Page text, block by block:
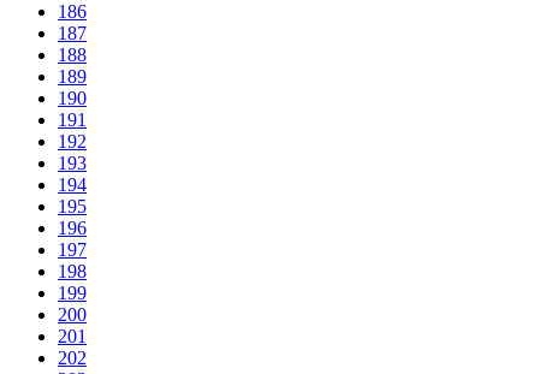
186
187
188
189
190
191
192
193
194
195
196
197
198
199
200
201
202